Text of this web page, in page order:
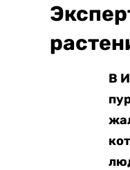
В